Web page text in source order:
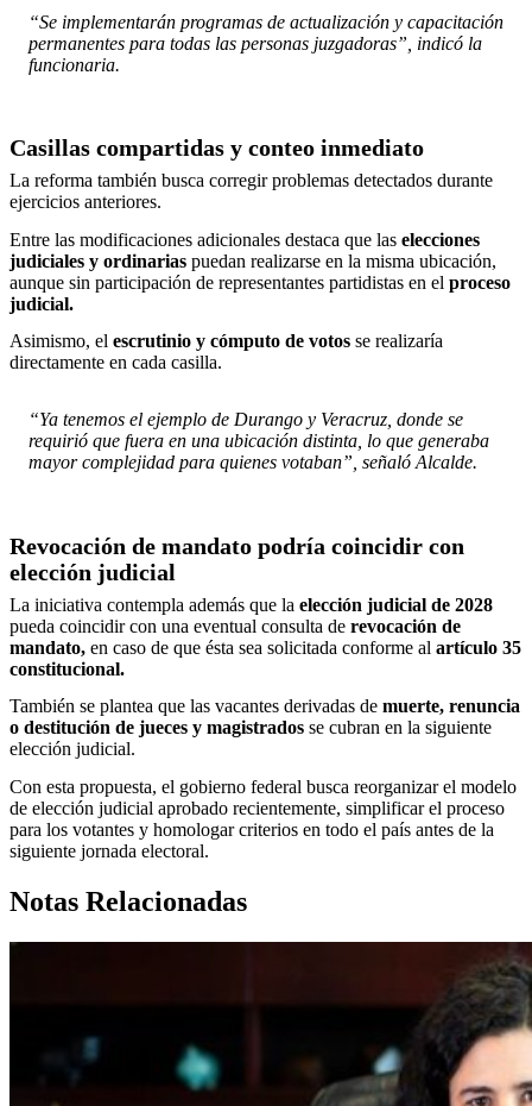
“Se implementarán programas de actualización y capacitación
permanentes para todas las personas juzgadoras”, indicó la
funcionaria.
Casillas compartidas y conteo inmediato
La reforma también busca corregir problemas detectados durante
ejercicios anteriores.
Entre las modificaciones adicionales destaca que las elecciones
judiciales y ordinarias puedan realizarse en la misma ubicación,
aunque sin participación de representantes partidistas en el proceso
judicial.
Asimismo, el escrutinio y cómputo de votos se realizaría
directamente en cada casilla.
“Ya tenemos el ejemplo de Durango y Veracruz, donde se
requirió que fuera en una ubicación distinta, lo que generaba
mayor complejidad para quienes votaban”, señaló Alcalde.
Revocación de mandato podría coincidir con
elección judicial
La iniciativa contempla además que la elección judicial de 2028
pueda coincidir con una eventual consulta de revocación de
mandato, en caso de que ésta sea solicitada conforme al artículo 35
constitucional.
También se plantea que las vacantes derivadas de muerte, renuncia
o destitución de jueces y magistrados se cubran en la siguiente
elección judicial.
Con esta propuesta, el gobierno federal busca reorganizar el modelo
de elección judicial aprobado recientemente, simplificar el proceso
para los votantes y homologar criterios en todo el país antes de la
siguiente jornada electoral.
Notas Relacionadas